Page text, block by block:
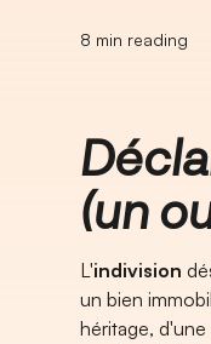
8 min reading
(un
​L'indivision
un bien
héritage,